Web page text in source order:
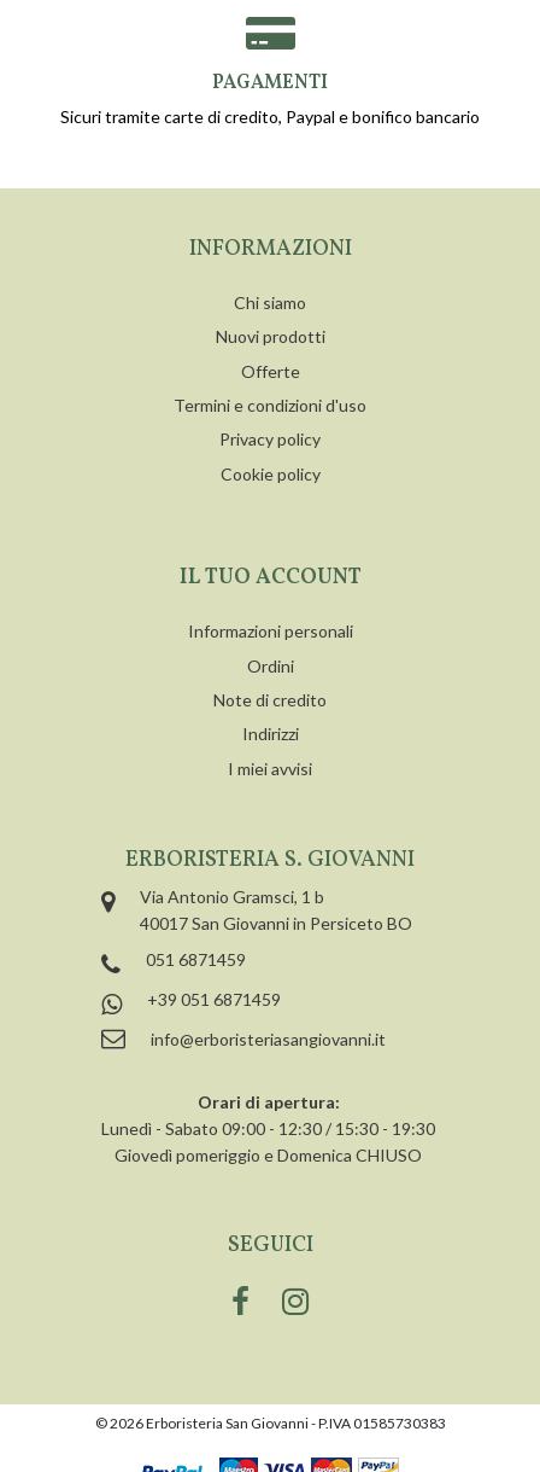
PAGAMENTI
Sicuri tramite carte di credito, Paypal e bonifico bancario
INFORMAZIONI
Chi siamo
Nuovi prodotti
Offerte
Termini e condizioni d'uso
Privacy policy
Cookie policy
IL TUO ACCOUNT
Informazioni personali
Ordini
Note di credito
Indirizzi
I miei avvisi
ERBORISTERIA S. GIOVANNI
Via Antonio Gramsci, 1 b
40017 San Giovanni in Persiceto BO
051 6871459
+39 051 6871459
info@erboristeriasangiovanni.it
Orari di apertura:
Lunedì - Sabato 09:00 - 12:30 / 15:30 - 19:30
Giovedì pomeriggio e Domenica CHIUSO
SEGUICI
© 2026 Erboristeria San Giovanni - P.IVA 01585730383